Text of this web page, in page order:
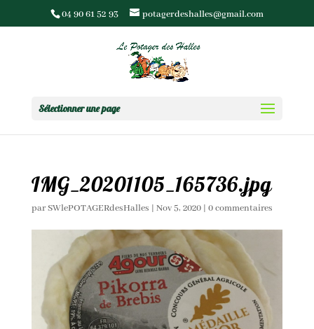
04 90 61 52 93 potagerdeshalles@gmail.com
Sélectionner une page
IMG_20201105_165736.jpg
parSWlePOTAGERdesHalles | Nov 5, 2020| 0 commentaires